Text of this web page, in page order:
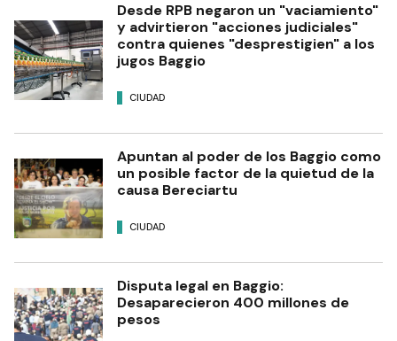
Desde RPB negaron un "vaciamiento"
y advirtieron "acciones judiciales"
contra quienes "desprestigien" a los
jugos Baggio
CIUDAD
Apuntan al poder de los Baggio como
un posible factor de la quietud de la
causa Bereciartu
CIUDAD
Disputa legal en Baggio:
Desaparecieron 400 millones de
pesos